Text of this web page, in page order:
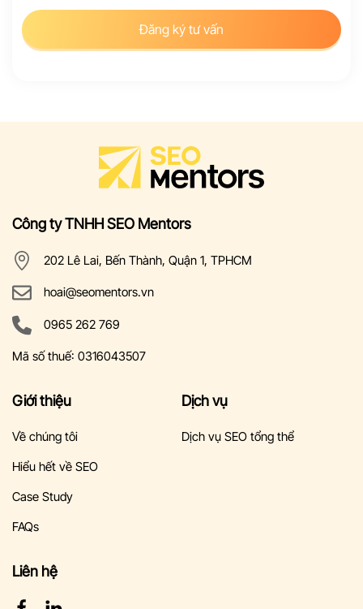
Đăng ký tư vấn
Công ty TNHH SEO Mentors
202 Lê Lai, Bến Thành, Quận 1, TPHCM
hoai@seomentors.vn
0965 262 769
Mã số thuế: 0316043507
Giới thiệu
Về chúng tôi
Hiểu hết về SEO
Case Study
FAQs
Dịch vụ
Dịch vụ SEO tổng thể
Liên hệ